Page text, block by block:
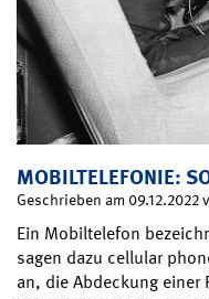
MOBILTELEFONIE:
Geschrieben am 09.12.2022
Ein Mobiltelefon
sagen dazu cellular
an, die Abdeckung einer